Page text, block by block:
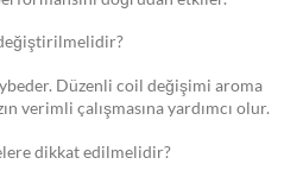
Düzenli coil değişimi aroma
verimli çalışmasına yardımcı olur.
dikkat edilmelidir?